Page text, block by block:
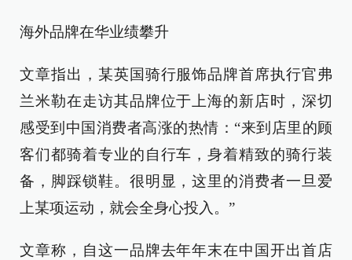
海外品牌在华业绩攀升
文章指出，某英国骑行服饰品牌首席执行官弗
兰米勒在走访其品牌位于上海的新店时，深切
感受到中国消费者高涨的热情：“来到店里的顾
客们都骑着专业的自行车，身着精致的骑行装
备，脚踩锁鞋。很明显，这里的消费者一旦爱
上某项运动，就会全身心投入。”
文章称，自这一品牌去年年末在中国开出首店